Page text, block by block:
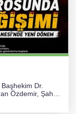
Dr.
Özdemir, Şahin